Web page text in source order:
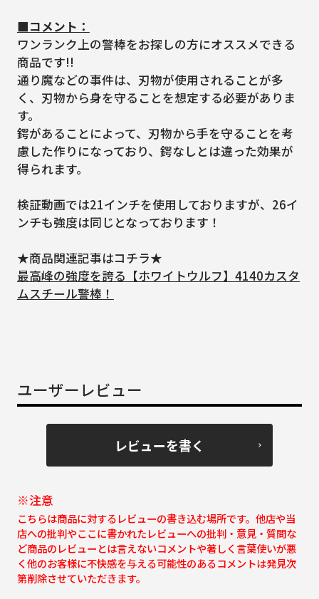
■コメント：
ワンランク上の警棒をお探しの方にオススメできる
商品です!!
通り魔などの事件は、刃物が使用されることが多
く、刃物から身を守ることを想定する必要がありま
す。
鍔があることによって、刃物から手を守ることを考
慮した作りになっており、鍔なしとは違った効果が
得られます。
検証動画では21インチを使用しておりますが、26イ
ンチも強度は同じとなっております！
★商品関連記事はコチラ★
最高峰の強度を誇る【ホワイトウルフ】4140カスタ
ムスチール警棒！
ユーザーレビュー
レビューを書く
※注意
こちらは商品に対するレビューの書き込む場所です。他店や当
店への批判やここに書かれたレビューへの批判・意見・質問な
ど商品のレビューとは言えないコメントや著しく言葉使いが悪
く他のお客様に不快感を与える可能性のあるコメントは発見次
第削除させていただきます。